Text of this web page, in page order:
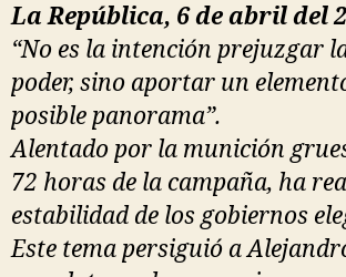
La República, 6 de abril del
“No es la intención prejuzgar
poder, sino aportar un
posible panorama”.
Alentado por la munición
72 horas de la campaña, ha
estabilidad de los gobiernos
Este tema persiguió a